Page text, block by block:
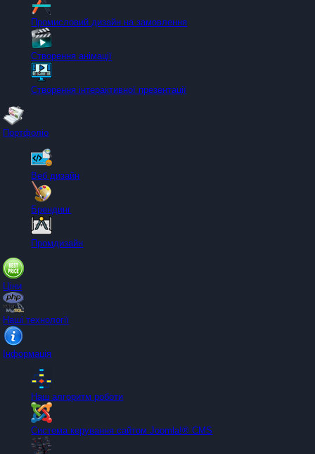
Промисловий дизайн на замовлення
Створення анімації
Створення інтерактивної презентації
Портфоліо
Веб дизайн
Брендинг
Промдизайн
Ціни
Наші технології
Інформація
Наш алгоритм роботи
Система керування сайтом Joomla!® CMS